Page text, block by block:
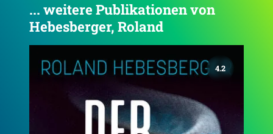
... weitere Publikationen von
Hebesberger, Roland
4.2